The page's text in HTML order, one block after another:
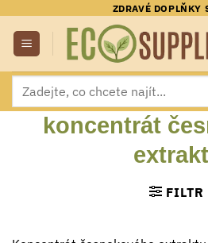
obsah
ZDRAVÉ DOPLŇKY
Hledat:
koncentrát
FILTR